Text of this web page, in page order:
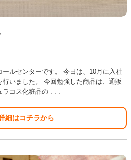
ルセンターです。 今日は、10月に入社
いました。 今回勉強した商品は、通販
ラコス化粧品の . . .
細はコチラから